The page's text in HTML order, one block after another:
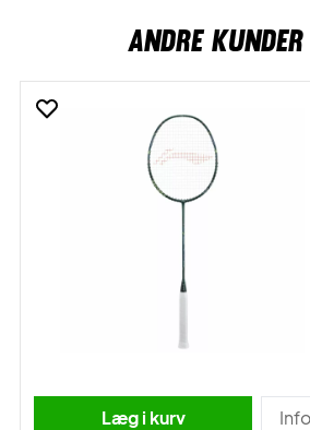
ANDRE
Læg i kurv Info